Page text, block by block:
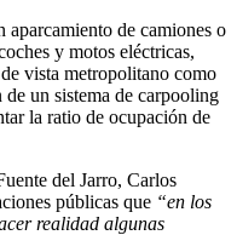
aparcamiento de camiones o
y motos eléctricas,
vista metropolitano como
un sistema de carpooling
la ratio de ocupación de
del Jarro, Carlos
públicas que “en los
realidad algunas